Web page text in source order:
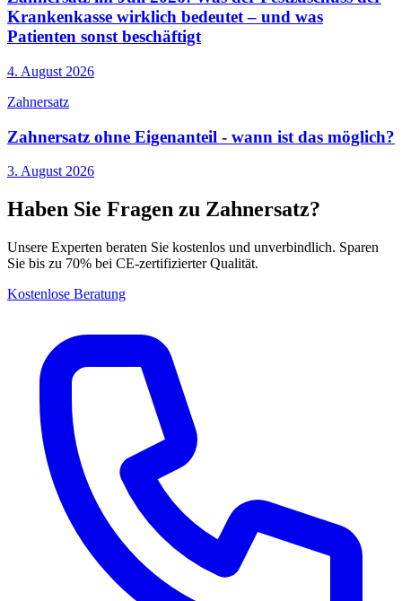
Krankenkasse wirklich bedeutet – und was
Patienten sonst beschäftigt
4. August 2026
Zahnersatz
Zahnersatz ohne Eigenanteil - wann ist das möglich?
3. August 2026
Haben Sie Fragen zu Zahnersatz?
Unsere Experten beraten Sie kostenlos und unverbindlich. Sparen
Sie bis zu 70% bei CE-zertifizierter Qualität.
Kostenlose Beratung